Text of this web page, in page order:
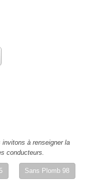
à renseigner la
conducteurs.
Sans Plomb 98